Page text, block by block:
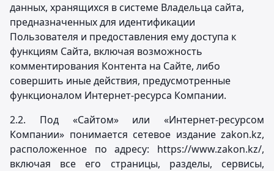
данных, хранящихся в системе Владельца сайта,
предназначенных для идентификации
Пользователя и предоставления ему доступа к
функциям Сайта, включая возможность
комментирования Контента на Сайте, либо
совершить иные действия, предусмотренные
функционалом Интернет-ресурса Компании.
2.2. Под «Сайтом» или «Интернет-ресурсом
Компании» понимается сетевое издание zakon.kz,
расположенное по адресу: https://www.zakon.kz/,
включая все его страницы, разделы, сервисы,